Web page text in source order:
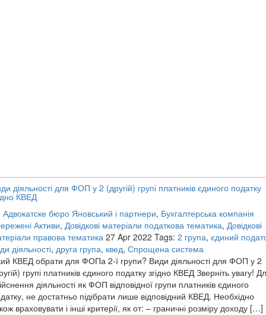
діяльності для ФОП у 2 (другій) групі платників єдиного податку
КВЕД
Адвокатске бюро Яновський і партнери, Бухгалтерська компанія
Активи, Довідкові матеріали податкова тематика, Довідкові
правова тематика 27 Apr 2022 Tags: 2 група, єдиний
діяльності, друга група, квед, Спрощена система
КВЕД обрати для ФОПа 2-ї групи? Види діяльності для ФОП у 2
групі платників єдиного податку згідно КВЕД Зверніть увагу!
діяльності як ФОП відповідної групи платників єдиного
не достатньо підібрати лише відповідний КВЕД. Необхідно
враховувати і інші критерії, як от: – граничні розміру доходу […]